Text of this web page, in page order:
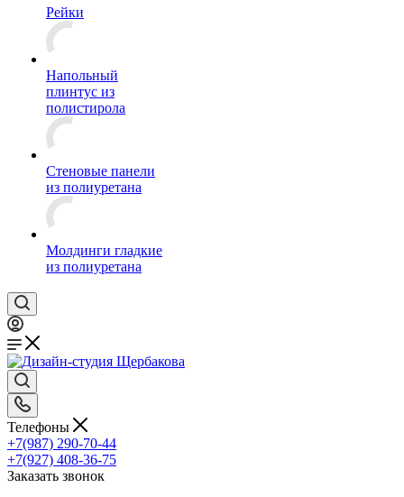
Рейки
Напольный
плинтус из
полистирола
Стеновые панели
из полиуретана
Молдинги гладкие
из полиуретана
Телефоны
+7(987) 290-70-44
+7(927) 408-36-75
Заказать звонок